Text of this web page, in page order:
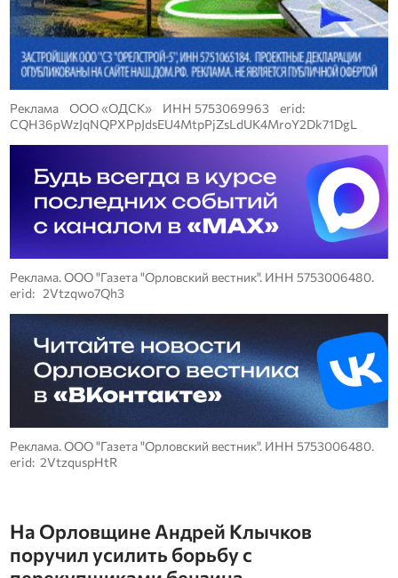
Реклама ООО «ОДСК» ИНН 5753069963 erid:
CQH36pWzJqNQPXPpJdsEU4MtpPjZsLdUK4MroY2Dk71DgL
Реклама. ООО "Газета "Орловский вестник". ИНН 5753006480.
erid: 2Vtzqwo7Qh3
Реклама. ООО "Газета "Орловский вестник". ИНН 5753006480.
erid: 2VtzquspHtR
На Орловщине Андрей Клычков
поручил усилить борьбу с